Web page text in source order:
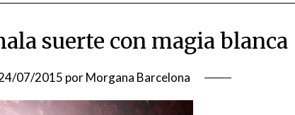
suerte con magia blanca
07/2015 porMorgana Barcelona